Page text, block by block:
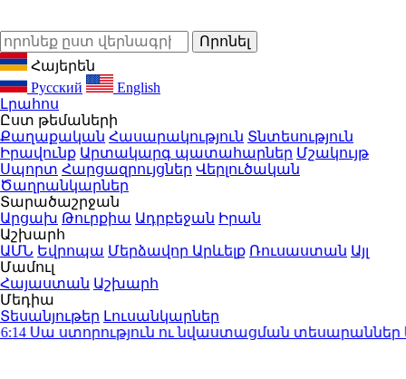
Հայերեն
Русский
English
Լրահոս
Ըստ թեմաների
Քաղաքական Հասարակություն Տնտեսություն
Իրավունք Արտակարգ պատահարներ Մշակույթ
Սպորտ Հարցազրույցներ Վերլուծական
Ծաղրանկարներ
Տարածաշրջան
Արցախ Թուրքիա Ադրբեջան Իրան
Աշխարհ
ԱՄՆ Եվրոպա Մերձավոր Արևելք Ռուսաստան Այլ
Մամուլ
Հայաստան Աշխարհ
Մեդիա
Տեսանյութեր Լուսանկարներ
ստորություն ու նվաստացման տեսարաններ են.